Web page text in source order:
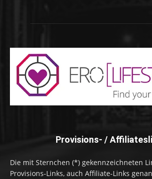
Provisions- /
Die mit Sternchen (*) gekennzeichneten
Provisions-Links, auch Affiliate-Links